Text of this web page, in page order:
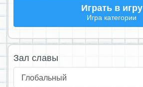
Играть в игру
Игра категории
Зал славы
Глобальный